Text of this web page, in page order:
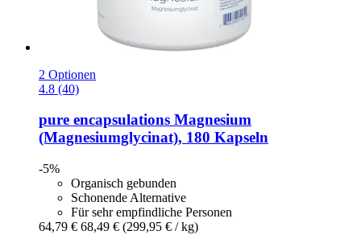
2 Optionen
4.8 (40)
pure encapsulations Magnesium
(Magnesiumglycinat), 180 Kapseln
-5%
Organisch gebunden
Schonende Alternative
Für sehr empfindliche Personen
64,79 € 68,49 € (299,95 € / kg)